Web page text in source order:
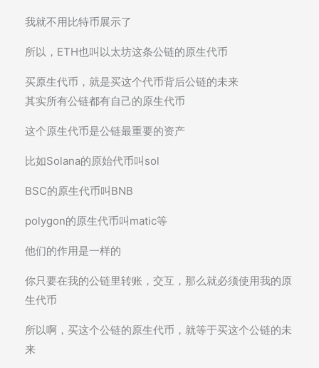
我就不用比特币展示了
所以，ETH也叫以太坊这条公链的原生代币
买原生代币，就是买这个代币背后公链的未来
其实所有公链都有自己的原生代币
这个原生代币是公链最重要的资产
比如Solana的原始代币叫sol
BSC的原生代币叫BNB
polygon的原生代币叫matic等
他们的作用是一样的
你只要在我的公链里转账，交互，那么就必须使用我的原
生代币
所以啊，买这个公链的原生代币，就等于买这个公链的未
来